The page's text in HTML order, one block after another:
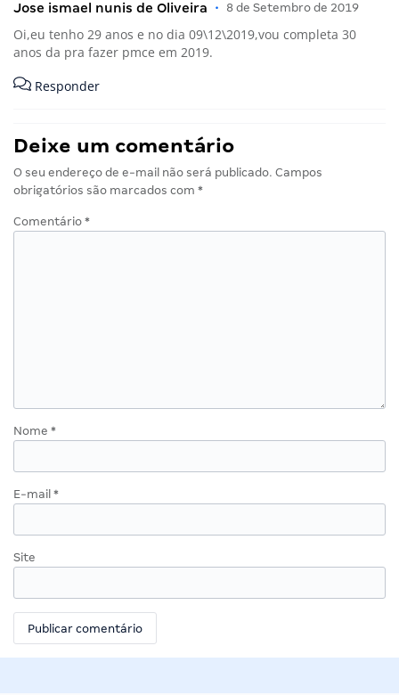
Jose ismael nunis de Oliveira • 8 de Setembro de 2019
Oi,eu tenho 29 anos e no dia 09\12\2019,vou completa 30
anos da pra fazer pmce em 2019.
Responder
Deixe um comentário
O seu endereço de e-mail não será publicado. Campos
obrigatórios são marcados com *
Comentário *
Nome *
E-mail *
Site